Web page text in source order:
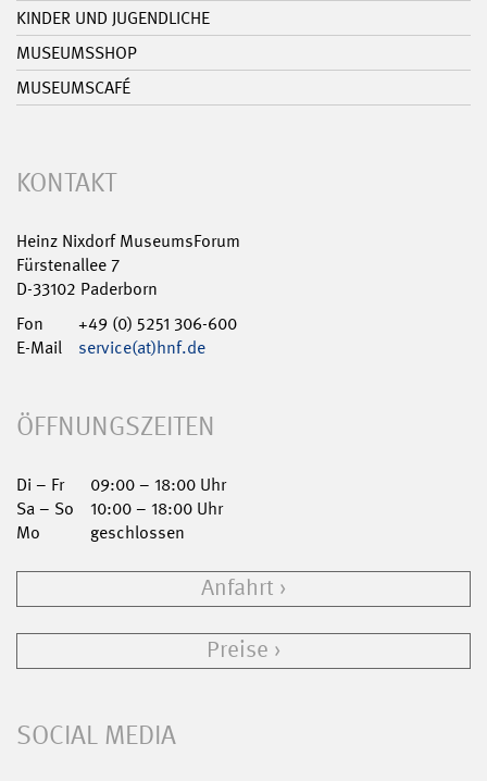
KINDER UND JUGENDLICHE
MUSEUMSSHOP
MUSEUMSCAFÉ
KONTAKT
Heinz Nixdorf MuseumsForum
Fürstenallee 7
D-33102 Paderborn
Fon
+49 (0) 5251 306-600
E-Mail
service(at)hnf.de
ÖFFNUNGSZEITEN
Di – Fr
09:00 – 18:00 Uhr
Sa – So
10:00 – 18:00 Uhr
Mo
geschlossen
Anfahrt
Preise
SOCIAL MEDIA